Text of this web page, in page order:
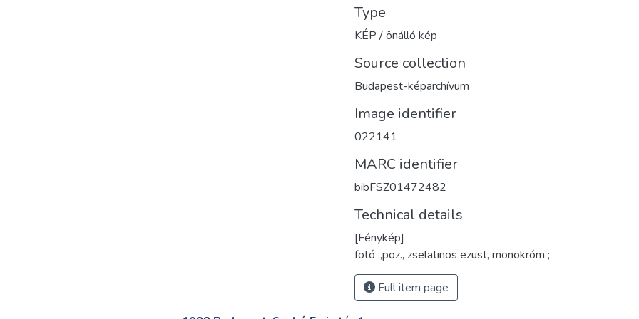
Type
KÉP / önálló kép
Source collection
Budapest-képarchívum
Image identifier
022141
MARC identifier
bibFSZ01472482
Technical details
[Fénykép]
fotó :,poz., zselatinos ezüst, monokróm ;
Full item page